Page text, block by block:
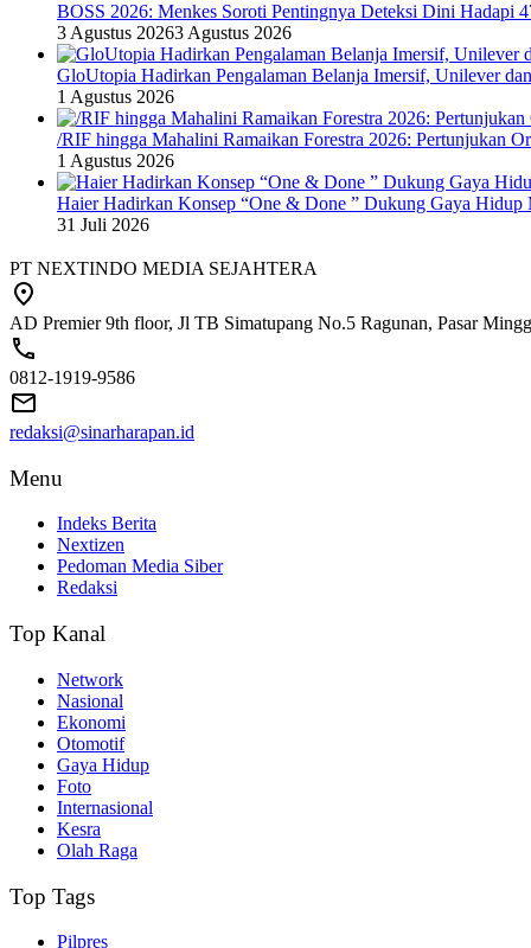
BOSS 2026: Menkes Soroti Pentingnya Deteksi Dini Hadapi
3 Agustus 20263 Agustus 2026
GloUtopia Hadirkan Pengalaman Belanja Imersif, Unilever
1 Agustus 2026
/RIF hingga Mahalini Ramaikan Forestra 2026: Pertunjukan
1 Agustus 2026
Haier Hadirkan Konsep “One & Done ” Dukung Gaya Hidup
31 Juli 2026
PT NEXTINDO MEDIA SEJAHTERA
AD Premier 9th floor, Jl TB Simatupang No.5 Ragunan, Pasar
0812-1919-9586
redaksi@sinarharapan.id
Menu
Indeks Berita
Nextizen
Pedoman Media Siber
Redaksi
Top Kanal
Network
Nasional
Ekonomi
Otomotif
Gaya Hidup
Foto
Internasional
Kesra
Olah Raga
Top Tags
Pilpres